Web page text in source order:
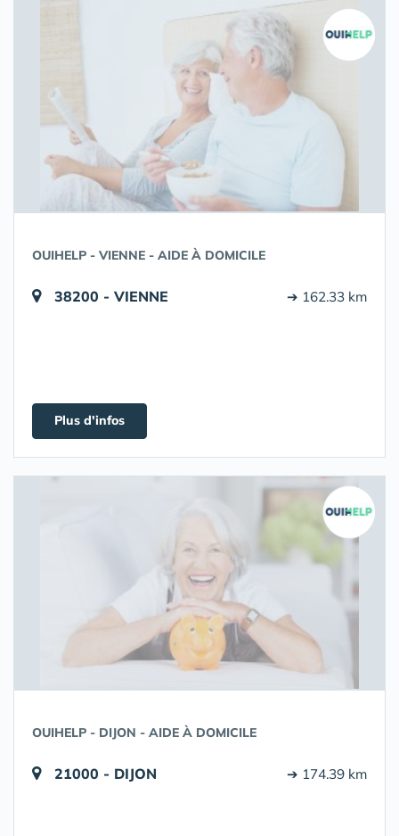
OUIHELP - VIENNE - AIDE À DOMICILE
38200 - VIENNE ➔ 162.33 km
Plus d'infos
OUIHELP - DIJON - AIDE À DOMICILE
21000 - DIJON ➔ 174.39 km